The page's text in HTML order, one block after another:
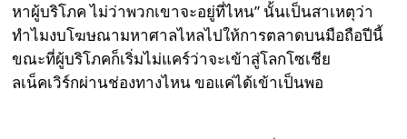
หาผู้บริโภค ไม่ว่าพวกเขาจะอยู่ที่ไหน” นั้นเป็นสาเหตุว่า
ทำไมงบโฆษณามหาศาลไหลไปให้การตลาดบนมือถือปีนี้
ขณะที่ผู้บริโภคก็เริ่มไม่แคร์ว่าจะเข้าสู่โลกโซเชีย
ลเน็คเวิร์กผ่านช่องทางไหน ขอแค่ได้เข้าเป็นพอ